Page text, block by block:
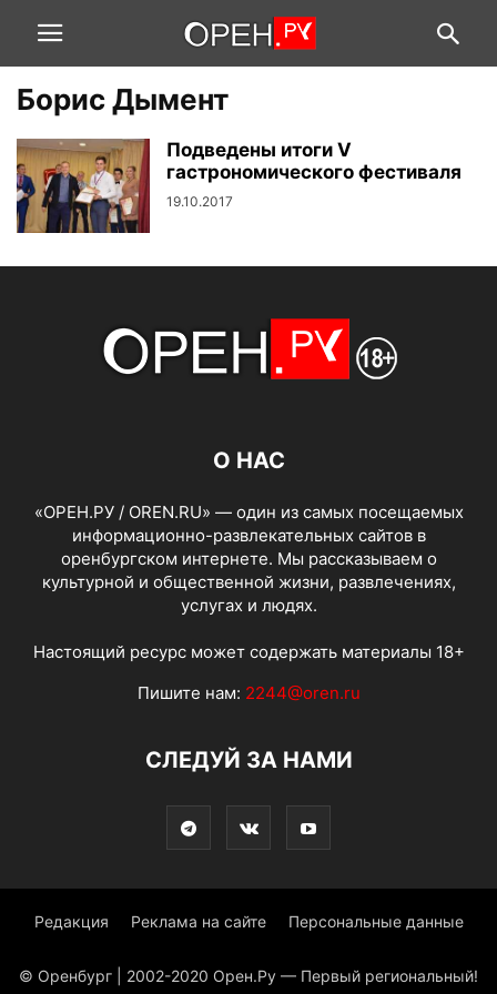
Борис Дымент
Подведены итоги V
гастрономического фестиваля
19.10.2017
О НАС
«ОРЕН.РУ / OREN.RU» — один из самых посещаемых
информационно-развлекательных сайтов в
оренбургском интернете. Мы рассказываем о
культурной и общественной жизни, развлечениях,
услугах и людях.
Настоящий ресурс может содержать материалы 18+
Пишите нам: 2244@oren.ru
СЛЕДУЙ ЗА НАМИ
Редакция Реклама на сайте Персональные данные
© Оренбург | 2002-2020 Орен.Ру — Первый региональный!